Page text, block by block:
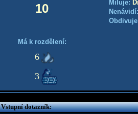
10
Má k rozdělení:
6
3
Miluje:
Nenávidí:
Vstupní dotazník: